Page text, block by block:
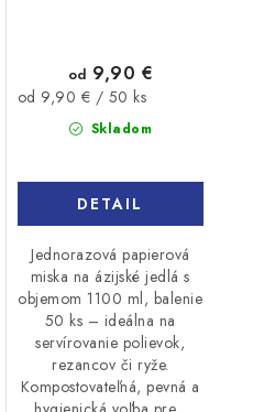
Skladom
od 9,90 €
Jednotková
od 9,90 € / 50 ks
DETAIL
Jednorazová papierová
miska na ázijské jedlá s
objemom 1100 ml, balenie
50 ks – ideálna na
servírovanie polievok,
rezancov či ryže.
Kompostovateľná, pevná a